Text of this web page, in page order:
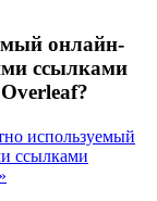
онлайн-
ссылками
используемый
ссылками